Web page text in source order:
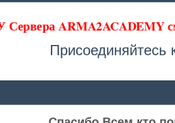
Сервера ARMA2ACADEMY
Присоединяйтесь